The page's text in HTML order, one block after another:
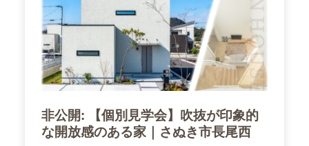
非公開: 【個別見学会】吹抜が印象的
な開放感のある家｜さぬき市長尾西